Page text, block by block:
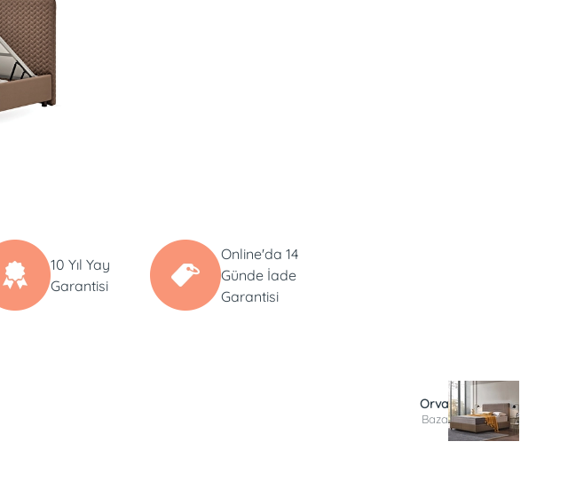
10 Yıl Yay
Garantisi
Online'da 14
Günde İade
Garantisi
Orva
Baza